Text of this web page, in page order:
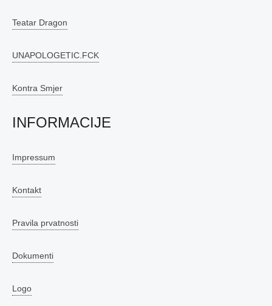
Teatar Dragon
UNAPOLOGETIC.FCK
Kontra Smjer
INFORMACIJE
Impressum
Kontakt
Pravila prvatnosti
Dokumenti
Logo